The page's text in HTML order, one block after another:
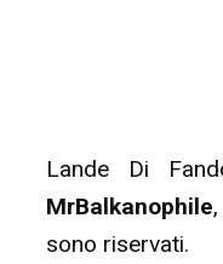
Lande Di
MrBalkanophile
sono riservati.